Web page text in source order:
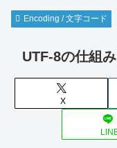
Encoding / 文字コード
UTF-8の仕組
X